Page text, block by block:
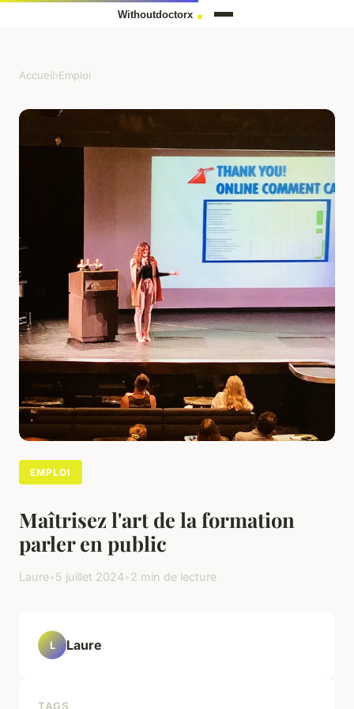
Accueil›Emploi
EMPLOI
Maîtrisez l'art de la formation
parler en public
Laure•5 juillet 2024•2 min de lecture
L Laure
TAGS